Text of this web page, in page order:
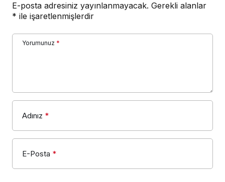
E-posta adresiniz yayınlanmayacak. Gerekli alanlar
* ile işaretlenmişlerdir
Yorumunuz *
Adınız *
E-Posta *